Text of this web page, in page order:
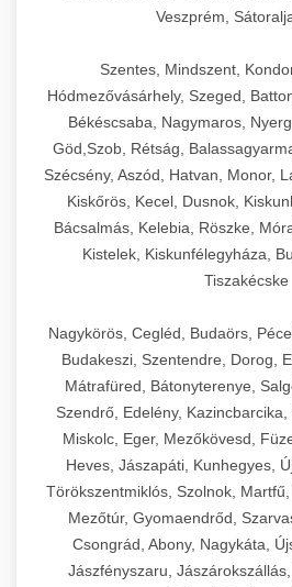
Veszprém,
Szentes, Mindszent,
Hódmezővásárhely, Szeged,
Békéscsaba, Nagymaros,
Göd,Szob, Rétság,
Szécsény, Aszód, Hatvan, Monor,
Kiskőrös, Kecel, Dusnok,
Bácsalmás, Kelebia, Röszke,
Kistelek, Kiskunfélegyháza,
Tiszakécske
Nagykörös, Cegléd, Budaörs,
Budakeszi, Szentendre, Dorog,
Mátrafüred, Bátonyterenye,
Szendrő, Edelény, Kazincbarcika,
Miskolc, Eger, Mezőkövesd,
Heves, Jászapáti, Kunhegyes,
Törökszentmiklós, Szolnok, Martfű,
Mezőtúr, Gyomaendrőd,
Csongrád, Abony, Nagykáta,
Jászfényszaru,